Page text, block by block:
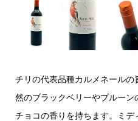
チリの代表品種カルメネール
然のブラックベリーやプルー
チョコの香りを持ちます。ミデ